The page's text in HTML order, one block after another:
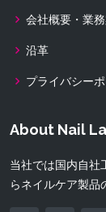
会社概要・業
沿革
プライバシー
About Nail
当社では国内自社
らネイルケア製品